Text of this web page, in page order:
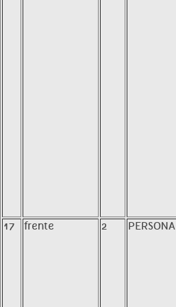
17 frente 2 PERSONA